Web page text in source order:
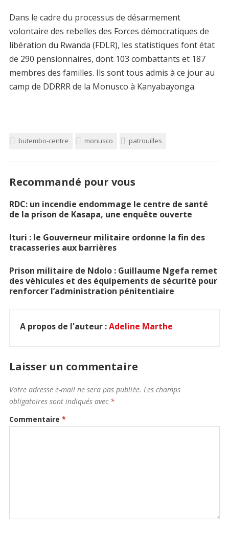
Dans le cadre du processus de désarmement
volontaire des rebelles des Forces démocratiques de
libération du Rwanda (FDLR), les statistiques font état
de 290 pensionnaires, dont 103 combattants et 187
membres des familles. Ils sont tous admis à ce jour au
camp de DDRRR de la Monusco à Kanyabayonga.
butembo-centre monusco patrouilles
Recommandé pour vous
RDC: un incendie endommage le centre de santé
de la prison de Kasapa, une enquête ouverte
Ituri : le Gouverneur militaire ordonne la fin des
tracasseries aux barrières
Prison militaire de Ndolo : Guillaume Ngefa remet
des véhicules et des équipements de sécurité pour
renforcer l’administration pénitentiaire
A propos de l'auteur :Adeline Marthe
Laisser un commentaire
Votre adresse e-mail ne sera pas publiée. Les champs
obligatoires sont indiqués avec *
Commentaire *